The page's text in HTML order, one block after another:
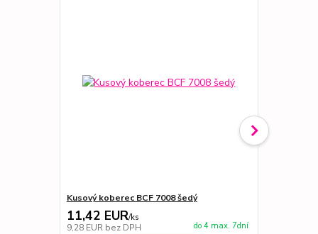
Kusový koberec BCF 7008 šedý
11,42 EUR/ks
9,28 EUR bez DPH do 4 max. 7dní